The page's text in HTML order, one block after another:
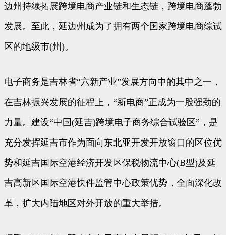
边州持续拓展跨境电商产业链和生态链，跨境电商蓬勃
发展。至此，延边州成为了拥有两个国家跨境电商综试
区的地级市(州)。
电子商务是吉林省“六新产业”发展方向中的其中之一，
在吉林振兴发展的征程上，“新电商”正成为一股强劲的
力量。建设“中国(延吉)跨境电子商务综合试验区”，是
充分发挥延吉市作为面向东北亚开发开放窗口的区位优
势和延吉国际空港经济开发区保税物流中心(B型)及延
吉高新区国际空港快件监管中心政策优势，全面深化改
革，扩大内陆地区对外开放的重大举措。